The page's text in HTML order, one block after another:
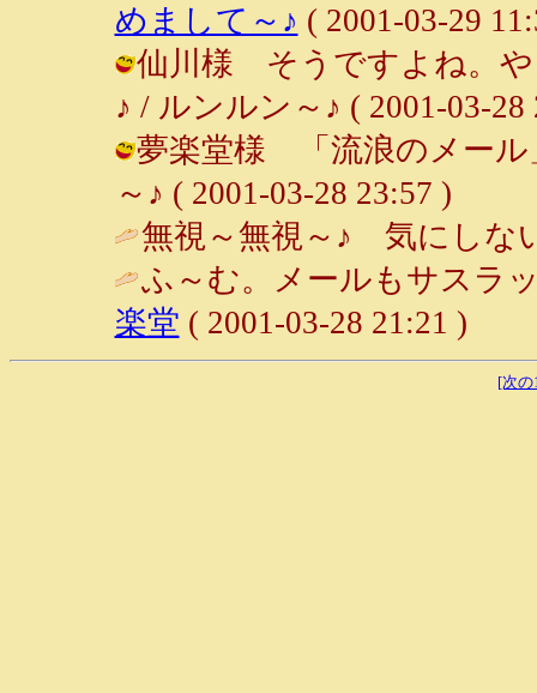
めまして～♪ ( 2001-03-29
仙川様 そうですよね。や
♪ / ルンルン～♪ ( 2001-03-28
夢楽堂様 「流浪のメール
～♪ ( 2001-03-28 23:57 )
無視～無視～♪ 気にしな
ふ～む。メールもサスラ
楽堂 ( 2001-03-28 21:21 )
[次